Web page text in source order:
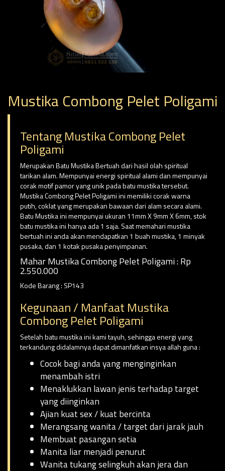
Mustika Combong Pelet Poligami
Tentang Mustika Combong Pelet
Poligami
Merupakan Batu Mustika Bertuah dari hasil olah spiritual
tarikan alam. Mempunyai energi spiritual alami dan mempunyai
corak motif pamor yang unik pada batu mustika tersebut.
Mustika Combong Pelet Poligami ini memiliki corak warna
putih, coklat yang merupakan bawaan dari alam secara alami.
Batu Mustika ini mempunyai ukuran 11mm X 9mm X 6mm, stok
batu mustika ini hanya ada 1 saja. Saat memahari mustika
bertuah ini anda akan mendapatkan 1 buah mustika, 1 minyak
pusaka, dan 1 kotak pusaka penyimpanan.
Mahar Mustika Combong Pelet Poligami : Rp
2.550.000
Kode Barang : SP143
Kegunaan / Manfaat Mustika
Combong Pelet Poligami
Setelah batu mustika ini kami tayuh, sehingga energi yang
terkandung didalamnya dapat dimanfatkan insya allah guna :
Cocok bagi anda yang menginginkan
menambah istri
Menaklukkan lawan jenis terhadap target
yang diinginkan
Ajian kuat sex / kuat bercinta
Merangsang wanita / target dari jarak jauh
Membuat pasangan setia
Manita liar menjadi penurut
Wanita tukang selingkuh akan jera dan